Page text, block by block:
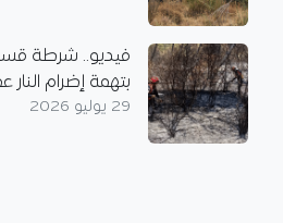
بتهمة إضرام النار
29 يوليو 2026